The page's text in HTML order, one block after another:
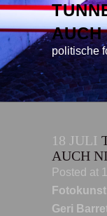
AUCH
politische
18 JULI
AUCH
Posted at
Fotokunst
Geri